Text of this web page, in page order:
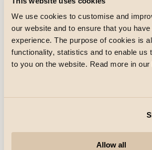
We use cookies to customise and
our website and to ensure that you
experience. The purpose of cookies is
functionality, statistics and to enable us
to you on the website. Read more in our
Allow all
Funktion
kabelgebundenen
Elektrisch